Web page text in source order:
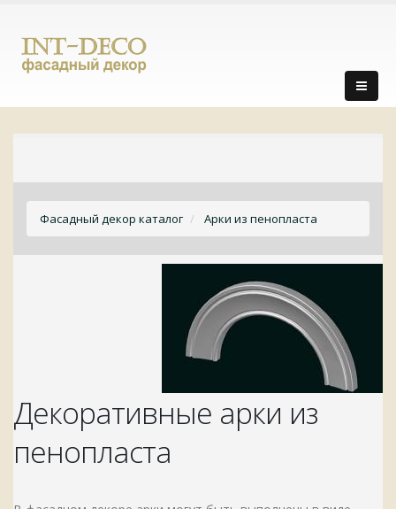
Фасадный декор каталог Арки из пенопласта
Декоративные арки из
пенопласта